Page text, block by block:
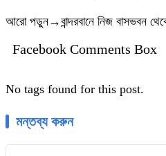
আরো পড়ুন→বান্দরবানে নিজ বাসভবন
Facebook Comments Box
No tags found for this post.
মন্তব্য করুন